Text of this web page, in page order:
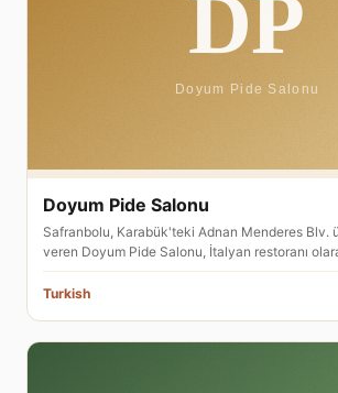
Doyum Pide Salonu
Safranbolu, Karabük'teki Adnan Menderes Blv.
veren Doyum Pide Salonu, İtalyan restoranı
Turkish